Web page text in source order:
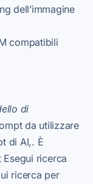
dell’immagine
compatibili
di
da utilizzare
di AI,. È
ricerca
ricerca per